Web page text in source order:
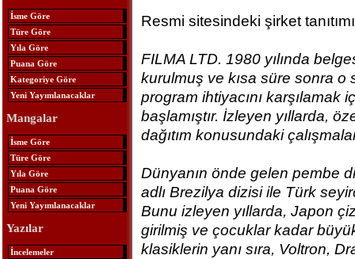
İsme Göre
Türe Göre
Yıla Göre
Puana Göre
Kategoriye Göre
Yeni Yayımlanacaklar
Mangalar
İsme Göre
Türe Göre
Yıla Göre
Puana Göre
Yeni Yayımlanacaklar
Yazılar
İncelemeler
Resmi sitesindeki şirket
FILMA LTD. 1980 yılında
kurulmuş ve kısa süre sonra o
program ihtiyacını karşılamak
başlamıştır. İzleyen yıllarda,
dağıtım konusundaki
Dünyanın önde gelen pembe
adlı Brezilya dizisi ile Türk
Bunu izleyen yıllarda, Japon
girilmiş ve çocuklar kadar
klasiklerin yanı sıra, Voltron,